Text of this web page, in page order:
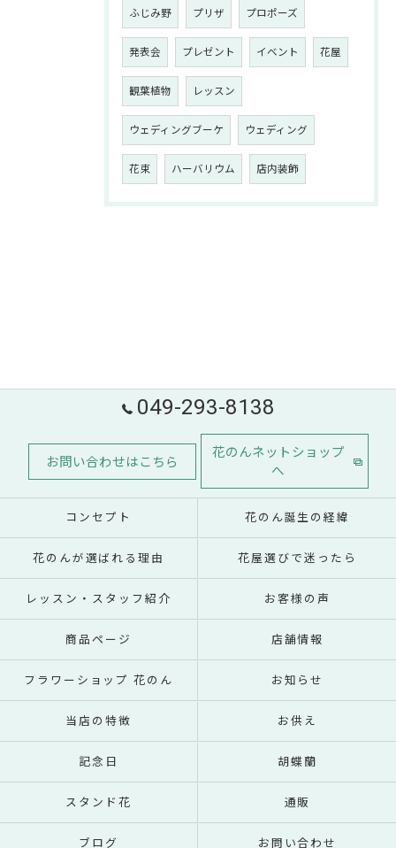
ふじみ野 プリザ プロポーズ
発表会 プレゼント イベント 花屋
観葉植物 レッスン
ウェディングブーケ ウェディング
花束 ハーバリウム 店内装飾
049-293-8138
お問い合わせはこちら
花のんネットショップ
へ
コンセプト 花のん誕生の経緯
花のんが選ばれる理由 花屋選びで迷ったら
レッスン・スタッフ紹介 お客様の声
商品ページ 店舗情報
フラワーショップ 花のん お知らせ
当店の特徴 お供え
記念日 胡蝶蘭
スタンド花 通販
ブログ お問い合わせ